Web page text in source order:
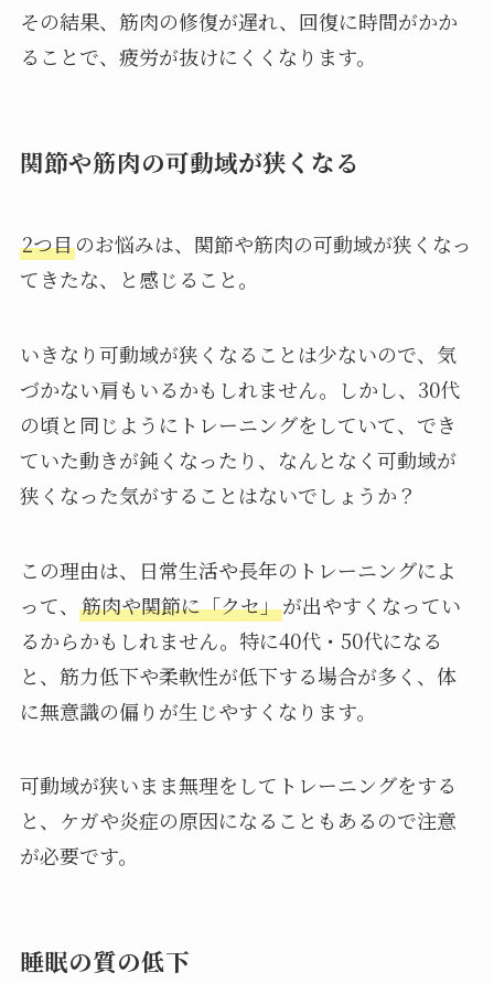
その結果、筋肉の修復が遅れ、回復に時間がかか
ることで、疲労が抜けにくくなります。
関節や筋肉の可動域が狭くなる
2つ目のお悩みは、関節や筋肉の可動域が狭くなっ
てきたな、と感じること。
いきなり可動域が狭くなることは少ないので、気
づかない肩もいるかもしれません。しかし、30代
の頃と同じようにトレーニングをしていて、でき
ていた動きが鈍くなったり、なんとなく可動域が
狭くなった気がすることはないでしょうか？
この理由は、日常生活や長年のトレーニングによ
って、 筋肉や関節に「クセ」が出やすくなってい
るからかもしれません。特に40代・50代になる
と、筋力低下や柔軟性が低下する場合が多く、体
に無意識の偏りが生じやすくなります。
可動域が狭いまま無理をしてトレーニングをする
と、ケガや炎症の原因になることもあるので注意
が必要です。
睡眠の質の低下